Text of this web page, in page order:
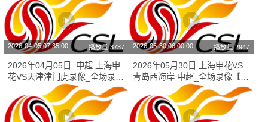
2026-04-05 07:35:00 播放量:3737
2026年04月05日_中超 上海申
花VS天津津门虎录像_全场录像
【全场回放】
2026-05-30 06:00:00 播放量:2947
2026年05月30日 上海申花VS
青岛西海岸 中超_全场录像【全